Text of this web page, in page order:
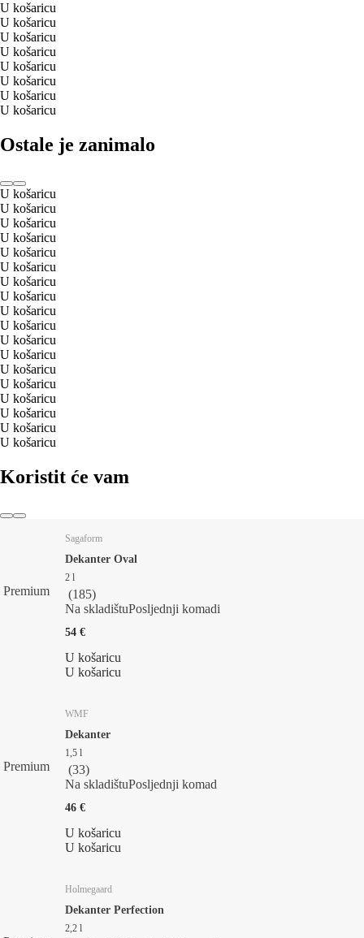
U košaricu
U košaricu
U košaricu
U košaricu
U košaricu
U košaricu
U košaricu
U košaricu
Ostale je zanimalo
U košaricu
U košaricu
U košaricu
U košaricu
U košaricu
U košaricu
U košaricu
U košaricu
U košaricu
U košaricu
U košaricu
U košaricu
U košaricu
U košaricu
U košaricu
U košaricu
U košaricu
U košaricu
Koristit će vam
Premium
Sagaform
Dekanter Oval
2 l
(185)
Na skladištuPosljednji komadi
54 €
U košaricu
U košaricu
Premium
WMF
Dekanter
1,5 l
(33)
Na skladištuPosljednji komad
46 €
U košaricu
U košaricu
Holmegaard
Dekanter Perfection
2,2 l